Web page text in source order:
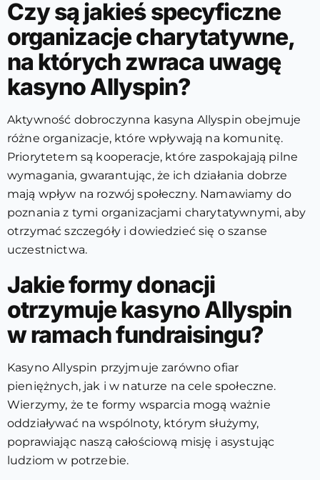
Czy są jakieś specyficzne
organizacje charytatywne,
na których zwraca uwagę
kasyno Allyspin?
Aktywność dobroczynna kasyna Allyspin obejmuje
różne organizacje, które wpływają na komunitę.
Priorytetem są kooperacje, które zaspokajają pilne
wymagania, gwarantując, że ich działania dobrze
mają wpływ na rozwój społeczny. Namawiamy do
poznania z tymi organizacjami charytatywnymi, aby
otrzymać szczegóły i dowiedzieć się o szanse
uczestnictwa.
Jakie formy donacji
otrzymuje kasyno Allyspin
w ramach fundraisingu?
Kasyno Allyspin przyjmuje zarówno ofiar
pieniężnych, jak i w naturze na cele społeczne.
Wierzymy, że te formy wsparcia mogą ważnie
oddziaływać na wspólnoty, którym służymy,
poprawiając naszą całościową misję i asystując
ludziom w potrzebie.